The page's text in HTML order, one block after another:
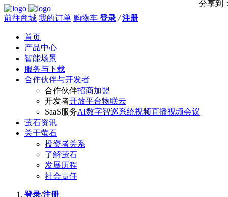
前往商城 我的订单 购物车 登录 / 注册
首页
产品中心
智能场景
服务与下载
合作伙伴与开发者
合作伙伴招商加盟
开发者开放平台物联云
SaaS服务AI数字智巡系统视频直播视频会议
萤石资讯
关于萤石
投资者关系
了解萤石
发展历程
社会责任
登录/注册
分享到